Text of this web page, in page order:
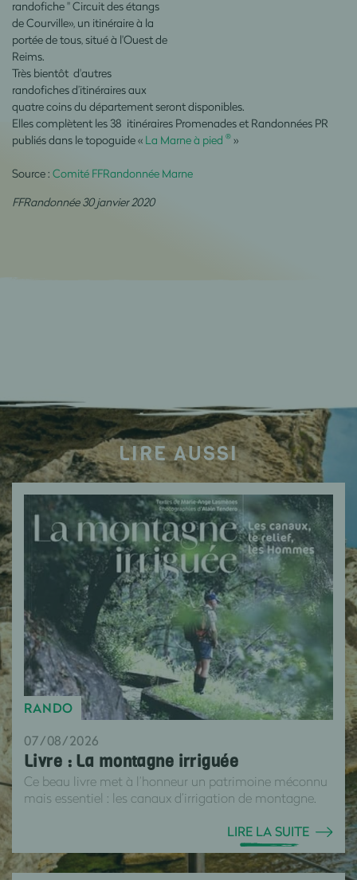
randofiche " Circuit des étangs
de Courville», un itinéraire à la
portée de tous, situé à l'Ouest de
Reims.
Très bientôt d'autres
randofiches d’itinéraires aux
quatre coins du département seront disponibles.
Elles complètent les 38 itinéraires Promenades et Randonnées PR
publiés dans le topoguide « La Marne à pied ® »
Source : Comité FFRandonnée Marne
FFRandonnée 30 janvier 2020
LIRE AUSSI
RANDO
07/08/2026
Livre : La montagne irriguée
Ce beau livre met à l’honneur un patrimoine méconnu
mais essentiel : les canaux d’irrigation de montagne.
LIRE LA SUITE